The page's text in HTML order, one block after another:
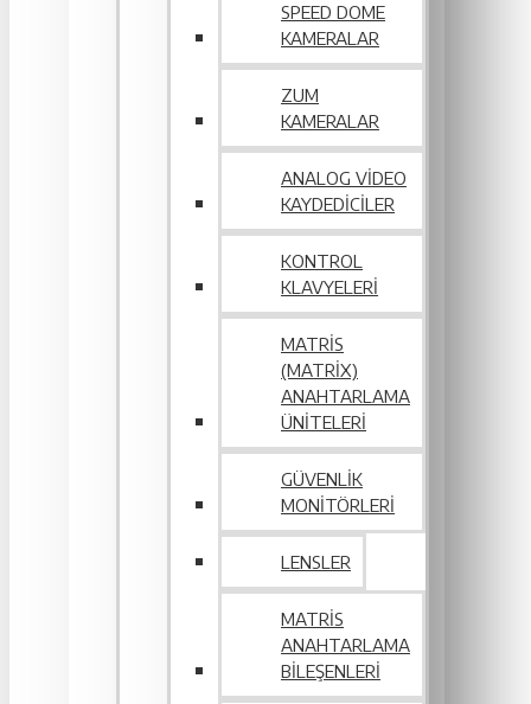
SPEED DOME
KAMERALAR
ZUM
KAMERALAR
ANALOG VIDEO
KAYDEDICILER
KONTROL
KLAVYELERI
MATRIS
(MATRIX)
ANAHTARLAMA
ÜNITELERI
GÜVENLIK
MONITÖRLERI
LENSLER
MATRIS
ANAHTARLAMA
BILEŞENLERI